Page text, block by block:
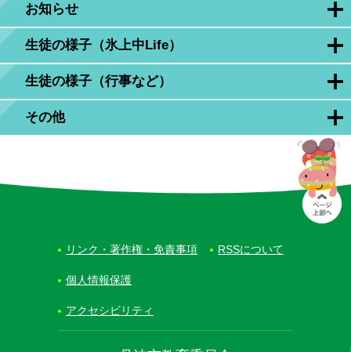
お知らせ
生徒の様子（氷上中Life）
生徒の様子（行事など）
その他
リンク・著作権・免責事項 RSSについて
個人情報保護
アクセシビリティ